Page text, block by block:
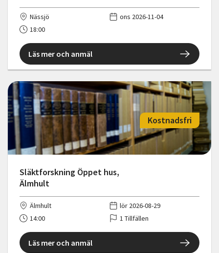
Nässjö
ons 2026-11-04
18:00
Läs mer och anmäl
Släktforskning Öppet hus,
Älmhult
Kostnadsfri
Älmhult
lör 2026-08-29
14:00
1 Tillfällen
Läs mer och anmäl